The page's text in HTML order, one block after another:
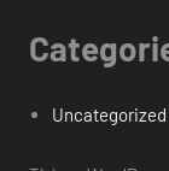
Uncategorized